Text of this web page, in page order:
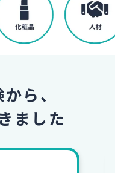
ら、
ました